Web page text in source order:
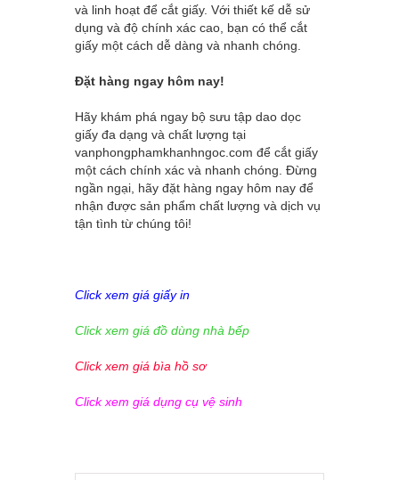
và linh hoạt để cắt giấy. Với thiết kế dễ sử
dụng và độ chính xác cao, bạn có thể cắt
giấy một cách dễ dàng và nhanh chóng.
Đặt hàng ngay hôm nay!
Hãy khám phá ngay bộ sưu tập dao dọc
giấy đa dạng và chất lượng tại
vanphongphamkhanhngoc.com để cắt giấy
một cách chính xác và nhanh chóng. Đừng
ngần ngại, hãy đặt hàng ngay hôm nay để
nhận được sản phẩm chất lượng và dịch vụ
tận tình từ chúng tôi!
Click xem giá giấy in
Click xem giá đồ dùng nhà bếp
Click xem giá bìa hồ sơ
Click xem giá dụng cụ vệ sinh